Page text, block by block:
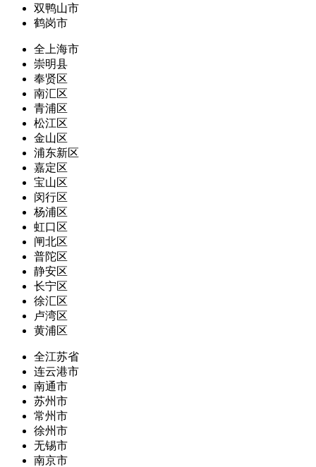
双鸭山市
鹤岗市
全上海市
崇明县
奉贤区
南汇区
青浦区
松江区
金山区
浦东新区
嘉定区
宝山区
闵行区
杨浦区
虹口区
闸北区
普陀区
静安区
长宁区
徐汇区
卢湾区
黄浦区
全江苏省
连云港市
南通市
苏州市
常州市
徐州市
无锡市
南京市